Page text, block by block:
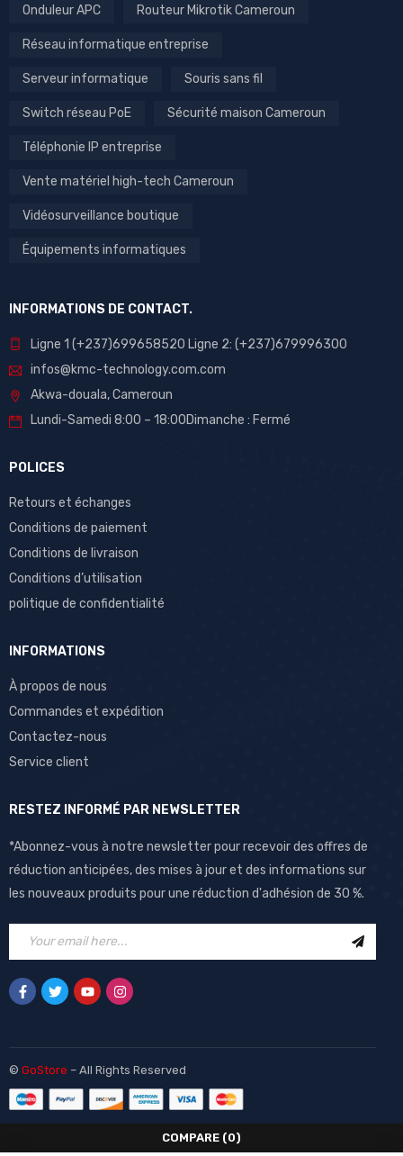
Onduleur APC Routeur Mikrotik Cameroun
Réseau informatique entreprise
Serveur informatique Souris sans fil
Switch réseau PoE Sécurité maison Cameroun
Téléphonie IP entreprise
Vente matériel high-tech Cameroun
Vidéosurveillance boutique
Équipements informatiques
INFORMATIONS DE CONTACT.
Ligne 1 (+237)699658520 Ligne 2: (+237)679996300
infos@kmc-technology.com.com
Akwa-douala, Cameroun
Lundi-Samedi 8:00 – 18:00Dimanche : Fermé
POLICES
Retours et échanges
Conditions de paiement
Conditions de livraison
Conditions d’utilisation
politique de confidentialité
INFORMATIONS
À propos de nous
Commandes et expédition
Contactez-nous
Service client
RESTEZ INFORMÉ PAR NEWSLETTER
*Abonnez-vous à notre newsletter pour recevoir des offres de
réduction anticipées, des mises à jour et des informations sur
les nouveaux produits pour une réduction d'adhésion de 30 %.
© GoStore – All Rights Reserved
COMPARE (0)